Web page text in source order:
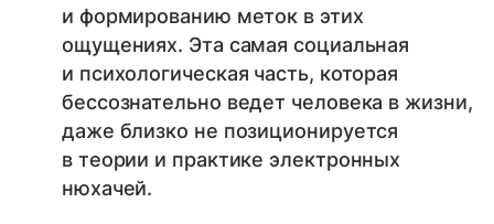
и формированию меток в этих
ощущениях. Эта самая социальная
и психологическая часть, которая
бессознательно ведет человека в жизни,
даже близко не позиционируется
в теории и практике электронных
нюхачей.